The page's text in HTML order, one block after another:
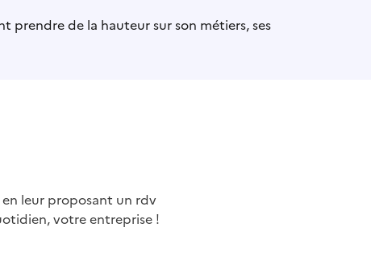
prendre de la hauteur sur son métiers, ses
leur proposant un rdv
votre entreprise !